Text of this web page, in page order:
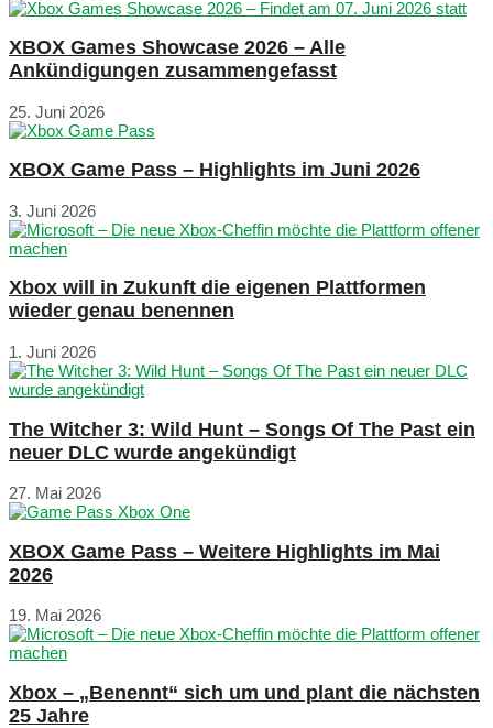
XBOX Games Showcase 2026 – Alle
Ankündigungen zusammengefasst
25. Juni 2026
XBOX Game Pass – Highlights im Juni 2026
3. Juni 2026
Xbox will in Zukunft die eigenen Plattformen
wieder genau benennen
1. Juni 2026
The Witcher 3: Wild Hunt – Songs Of The Past ein
neuer DLC wurde angekündigt
27. Mai 2026
XBOX Game Pass – Weitere Highlights im Mai
2026
19. Mai 2026
Xbox – „Benennt“ sich um und plant die nächsten
25 Jahre